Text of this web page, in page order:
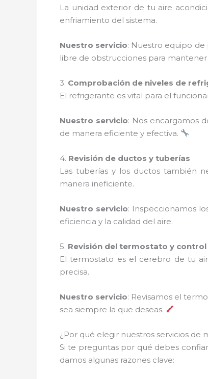
La unidad exterior de tu aire
enfriamiento del sistema.
Nuestro servicio: Nuestro equipo de
libre de obstrucciones para
3. Comprobación de niveles de
El refrigerante es vital para el
Nuestro servicio: Nos encargamos
de manera eficiente y efectiva.
4. Revisión de ductos y tuberías
Las tuberías y los ductos también
manera ineficiente.
Nuestro servicio: Inspeccionamos
eficiencia y la calidad del aire.
5. Revisión del termostato y
El termostato es el cerebro de tu
precisa.
Nuestro servicio: Revisamos el
sea siempre la que deseas.
¿Por qué elegir nuestros servicios de
Si te preguntas por qué debes
damos algunas razones clave: